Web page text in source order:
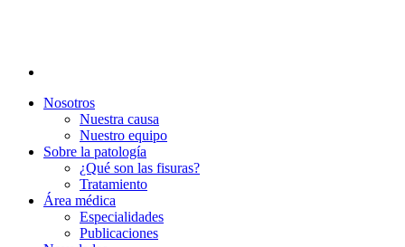
Nosotros
Nuestra causa
Nuestro equipo
Sobre la patología
¿Qué son las fisuras?
Tratamiento
Área médica
Especialidades
Publicaciones